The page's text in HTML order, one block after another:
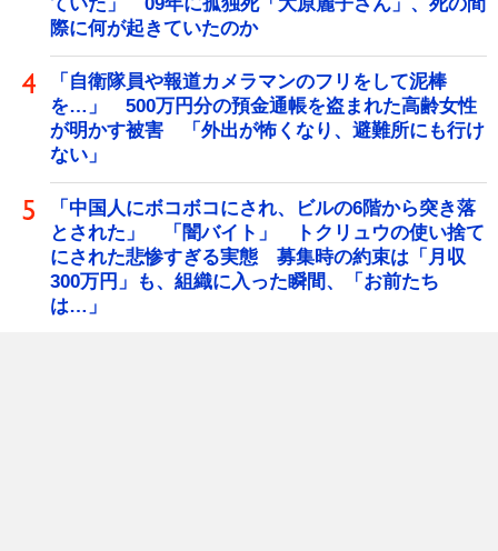
際に何が起きていたのか
「自衛隊員や報道カメラマンのフリをして泥棒
を…」 500万円分の預金通帳を盗まれた高齢女性
が明かす被害 「外出が怖くなり、避難所にも行け
ない」
「中国人にボコボコにされ、ビルの6階から突き落
とされた」 「闇バイト」 トクリュウの使い捨て
にされた悲惨すぎる実態 募集時の約束は「月収
300万円」も、組織に入った瞬間、「お前たち
は…」